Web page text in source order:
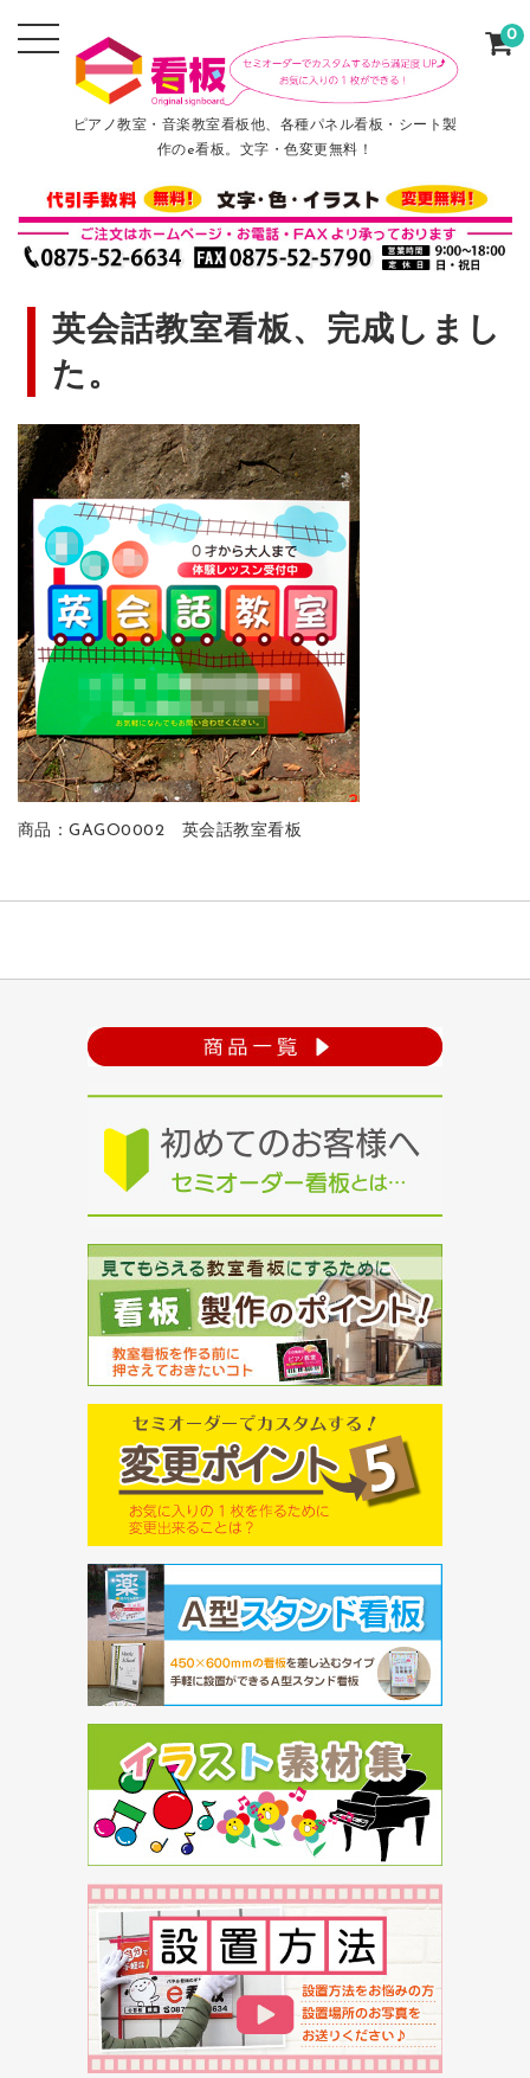
ピアノ教室・音楽教室看板他、各種パネル看板・シート製
作のe看板。文字・色変更無料！
0
英会話教室看板、完成しまし
た。
商品：GAGO0002 英会話教室看板